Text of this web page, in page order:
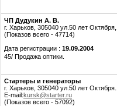
ЧП Дудукин А. В.
г. Харьков, 305040 ул.50 лет
(Показов всего - 47714)
Дата регистрации : 19.09.2004
45/ Продажа оптики.
Стартеры и генераторы
г. Харьков, 305040 ул.50 лет
E-mail:kursk@starter.ru
(Показов всего - 57092)